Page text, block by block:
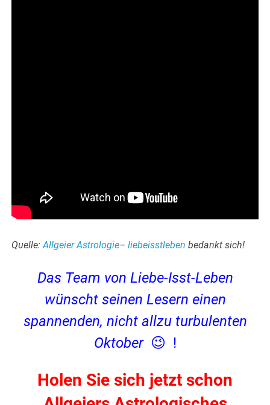
Quelle:Allgeier Astrologie–liebeisstleben bedankt sich!
Das Team von Liebe-Isst-Leben
wünscht seinen Lesern einen
spannenden, nicht allzu turbulenten
Oktober 😉 !
Holen Sie sich jetzt schon